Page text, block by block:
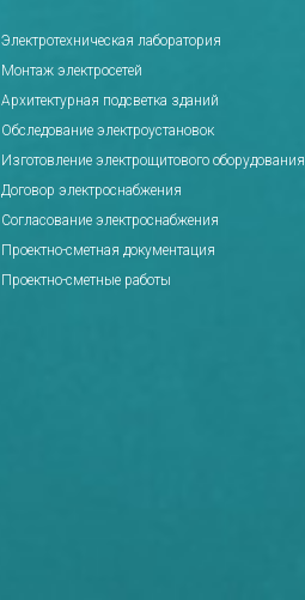
Электротехническая лаборатория
Монтаж электросетей
Архитектурная подсветка зданий
Обследование электроустановок
Изготовление электрощитового оборудования
Договор электроснабжения
Согласование электроснабжения
Проектно-сметная документация
Проектно-сметные работы